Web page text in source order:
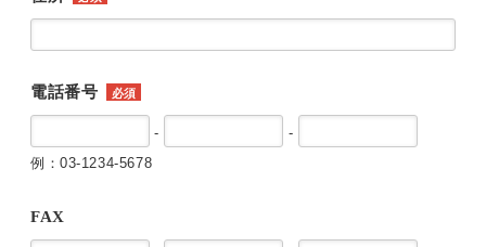
電話番号 必須
-
-
例：03-1234-5678
FAX